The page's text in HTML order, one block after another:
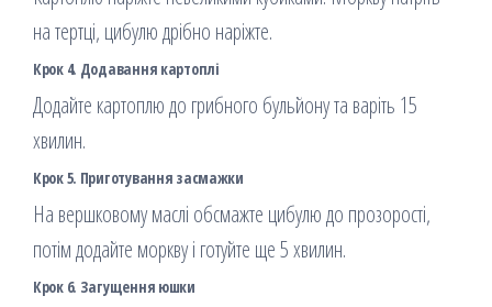
на тертці, цибулю дрібно наріжте.
Крок 4. Додавання картоплі
Додайте картоплю до грибного бульйону та варіть 15
хвилин.
Крок 5. Приготування засмажки
На вершковому маслі обсмажте цибулю до прозорості,
потім додайте моркву і готуйте ще 5 хвилин.
Крок 6. Загущення юшки